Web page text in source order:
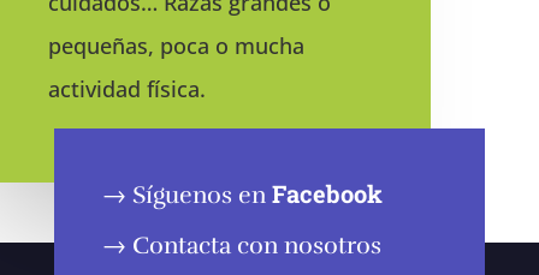
pequeñas, poca o mucha
actividad física.
→ Síguenos en Facebook
→ Contacta con nosotros